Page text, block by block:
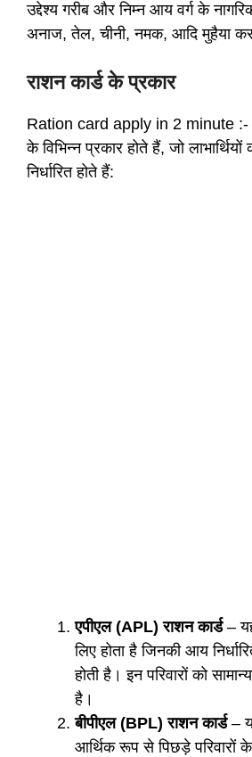
उद्देश्य गरीब और निम्न आय वर्ग के
अनाज, तेल, चीनी, नमक, आदि मुहैया
राशन कार्ड के प्रकार
Ration card apply in 2 minute :-
के विभिन्न प्रकार होते हैं, जो
निर्धारित होते हैं:
एपीएल (APL) राशन कार्ड–
लिए होता है जिनकी आय
होती है। इन परिवारों को
है।
बीपीएल (BPL) राशन कार्ड–
आर्थिक रूप से पिछड़े परिवारों के